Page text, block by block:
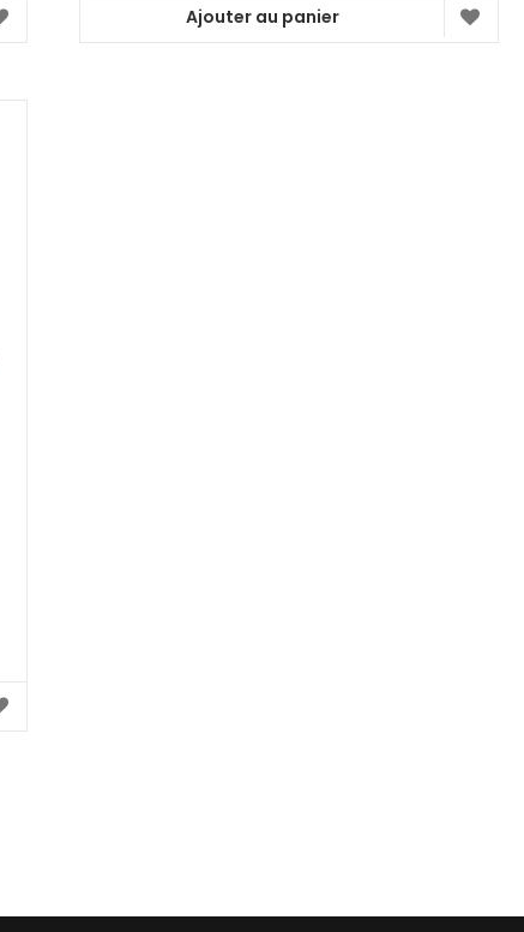
Ajouter au panier